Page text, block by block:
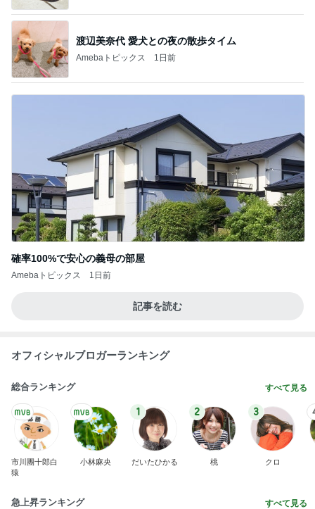
渡辺美奈代 愛犬との夜の散歩タイム
Amebaトピックス 1日前
確率100%で安心の義母の部屋
Amebaトピックス 1日前
記事を読む
オフィシャルブロガーランキング
総合ランキング すべて見る
市川團十郎白
猿
小林麻央
1
だいたひかる
2
桃
3
クロ
急上昇ランキング すべて見る